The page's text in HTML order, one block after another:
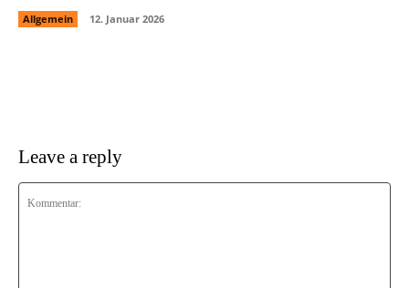
Allgemein 12. Januar 2026
Leave a reply